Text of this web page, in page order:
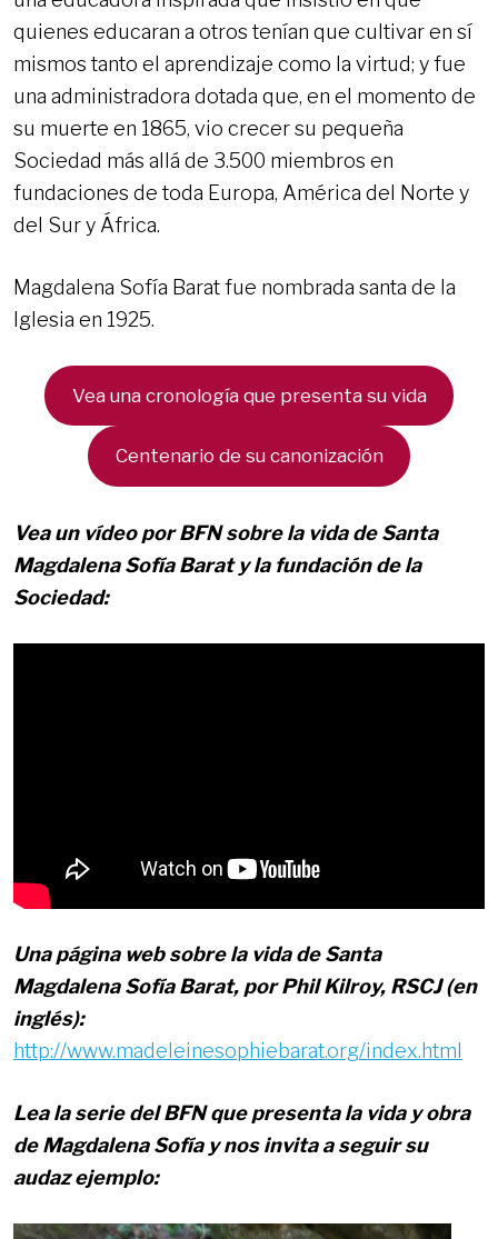
quienes educaran a otros tenían que cultivar en sí
mismos tanto el aprendizaje como la virtud; y fue
una administradora dotada que, en el momento de
su muerte en 1865, vio crecer su pequeña
Sociedad más allá de 3.500 miembros en
fundaciones de toda Europa, América del Norte y
del Sur y África.
Magdalena Sofía Barat fue nombrada santa de la
Iglesia en 1925.
Vea una cronología que presenta su vida
Centenario de su canonización
Vea un vídeo por BFN sobre la vida de Santa
Magdalena Sofía Barat y la fundación de la
Sociedad:
Una página web sobre la vida de Santa
Magdalena Sofía Barat, por Phil Kilroy, RSCJ (en
inglés):
http://www.madeleinesophiebarat.org/index.html
Lea la serie del BFN que presenta la vida y obra
de Magdalena Sofía y nos invita a seguir su
audaz ejemplo: